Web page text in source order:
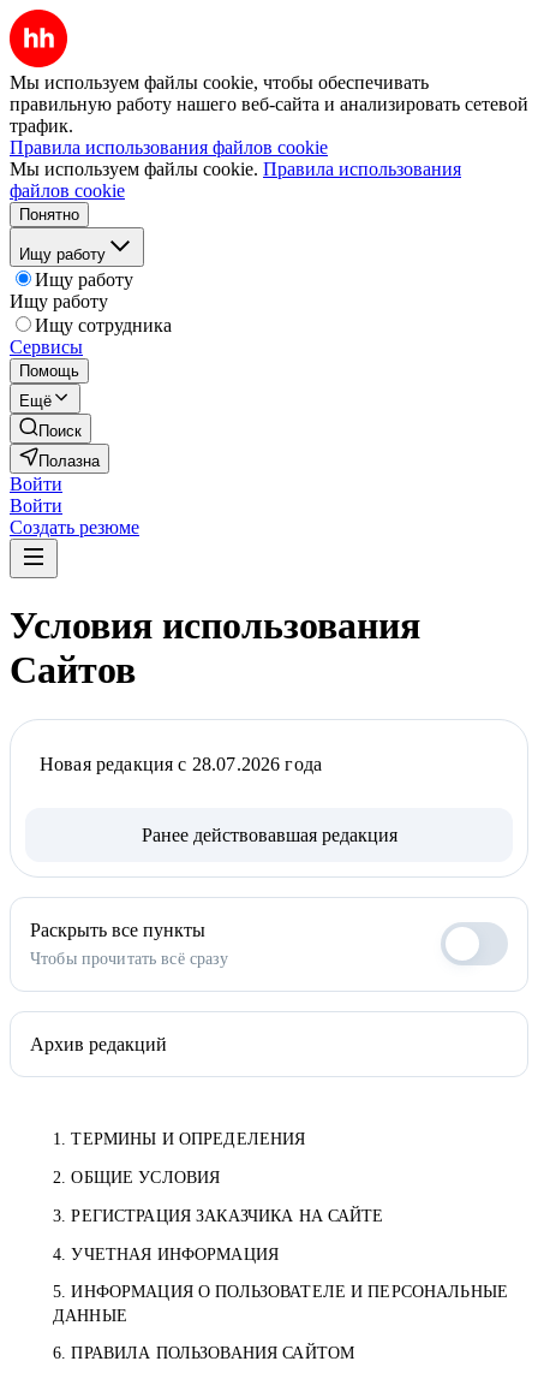
Мы используем файлы cookie, чтобы обеспечивать
правильную работу нашего веб-сайта и анализировать сетевой
трафик.
Правила использования файлов cookie
Мы используем файлы cookie. Правила использования
файлов cookie
Понятно
Ищу работу
Ищу работу
Ищу работу
Ищу сотрудника
Сервисы
Помощь
Ещё
Поиск
Полазна
Войти
Войти
Создать резюме
Условия использования
Сайтов
1. ТЕРМИНЫ И ОПРЕДЕЛЕНИЯ
2. ОБЩИЕ УСЛОВИЯ
3. РЕГИСТРАЦИЯ ЗАКАЗЧИКА НА САЙТЕ
4. УЧЕТНАЯ ИНФОРМАЦИЯ
5. ИНФОРМАЦИЯ О ПОЛЬЗОВАТЕЛЕ И ПЕРСОНАЛЬНЫЕ
ДАННЫЕ
6. ПРАВИЛА ПОЛЬЗОВАНИЯ САЙТОМ
Новая редакция с 28.07.2026 года
Ранее действовавшая редакция
Раскрыть все пункты
Чтобы прочитать всё сразу
Архив редакций